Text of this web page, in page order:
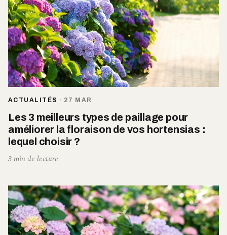
ACTUALITÉS · 27 MAR
Les 3 meilleurs types de paillage pour
améliorer la floraison de vos hortensias :
lequel choisir ?
3 min de lecture